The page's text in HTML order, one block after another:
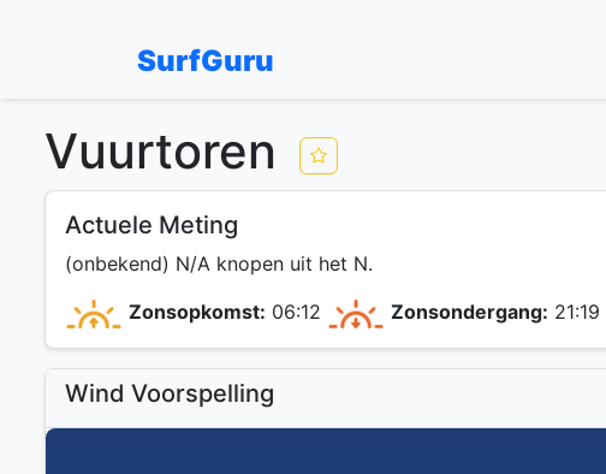
SurfGuru
Vuurtoren
Actuele Meting
(onbekend) N/A knopen uit het N.
Zonsopkomst: 06:12 Zonsondergang: 21:19
Wind Voorspelling